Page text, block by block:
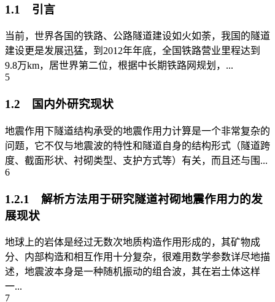
1.1 引言
当前，世界各国的铁路、公路隧道建设如火如荼，我国的隧道
建设更是发展迅猛，到2012年年底，全国铁路营业里程达到
9.8万km，居世界第二位，根据中长期铁路网规划，...
5
1.2 国内外研究现状
地震作用下隧道结构承受的地震作用力计算是一个非常复杂的
问题，它不仅与地震波的特性和隧道自身的结构形式（隧道跨
度、截面形状、衬砌类型、支护方式等）有关，而且还与围...
6
1.2.1 解析方法用于研究隧道衬砌地震作用力的发
展现状
地球上的岩体是经过无数次地质构造作用形成的，其矿物成
分、内部构造和相互作用十分复杂，很难用数学参数详尽地描
述，地震波本身是一种随机振动的组合波，其在岩土体这样
一...
7